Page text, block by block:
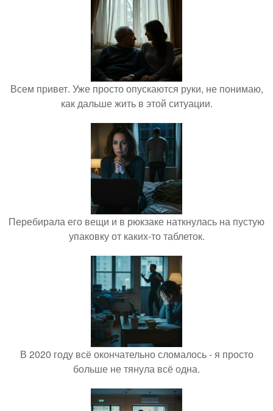
Всем привет. Уже просто опускаются руки, не понимаю,
как дальше жить в этой ситуации.
Перебирала его вещи и в рюкзаке наткнулась на пустую
упаковку от каких-то таблеток.
В 2020 году всё окончательно сломалось - я просто
больше не тянула всё одна.